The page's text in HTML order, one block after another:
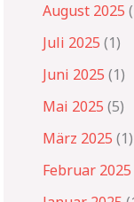
August 2025
Juli 2025 (1)
Juni 2025 (1)
Mai 2025 (5)
März 2025 (1)
Februar 2025